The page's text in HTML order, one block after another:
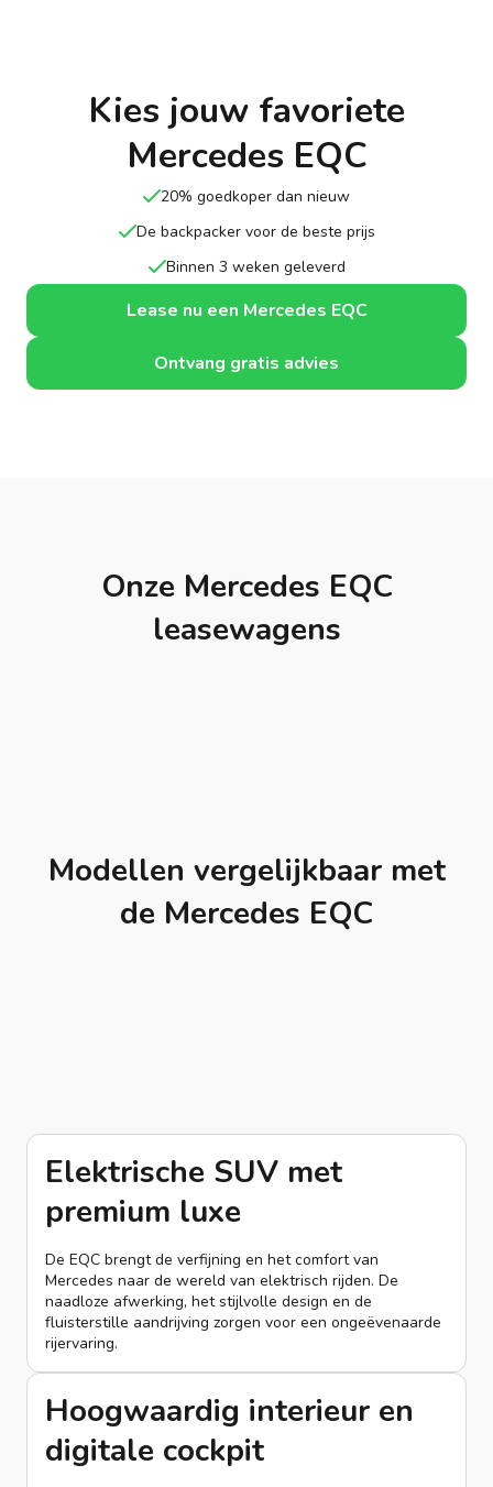
Kies jouw favoriete
Mercedes EQC
20% goedkoper dan nieuw
De backpacker voor de beste prijs
Binnen 3 weken geleverd
Lease nu een Mercedes EQC
Ontvang gratis advies
Onze Mercedes EQC
leasewagens
Modellen vergelijkbaar met
de Mercedes EQC
Elektrische SUV met
premium luxe
De EQC brengt de verfijning en het comfort van
Mercedes naar de wereld van elektrisch rijden. De
naadloze afwerking, het stijlvolle design en de
fluisterstille aandrijving zorgen voor een ongeëvenaarde
rijervaring.
Hoogwaardig interieur en
digitale cockpit